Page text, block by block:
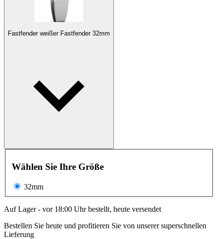
Fastfender weißer Fastfender 32mm
Wählen Sie Ihre Größe
32mm
Auf Lager - vor 18:00 Uhr bestellt, heute versendet
Bestellen Sie heute und profitieren Sie von unserer superschnellen
Lieferung